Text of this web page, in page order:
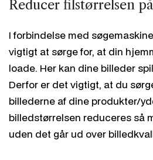
Reducer filstørrelsen
I forbindelse med
vigtigt at sørge for, at din
loade. Her kan dine billeder
Derfor er det vigtigt, at du
billederne af dine produkter/
billedstørrelsen reduceres så
uden det går ud over